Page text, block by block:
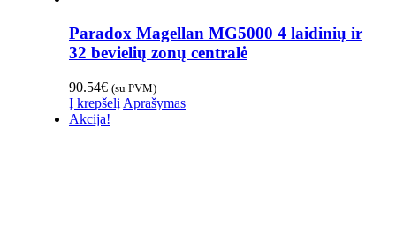
Paradox Magellan MG5000 4 laidinių ir
32 bevielių zonų centralė
90.54€ (su PVM)
Į krepšelį Aprašymas
Akcija!